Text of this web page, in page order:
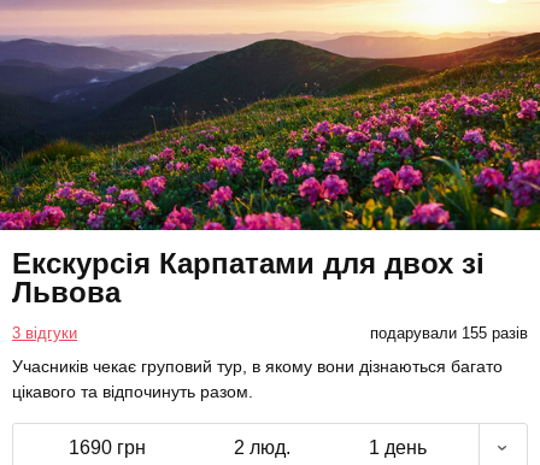
Екскурсія Карпатами для двох зі
Львова
3 відгуки подарували 155 разів
Учасників чекає груповий тур, в якому вони дізнаються багато
цікавого та відпочинуть разом.
1690 грн 2 люд. 1 день